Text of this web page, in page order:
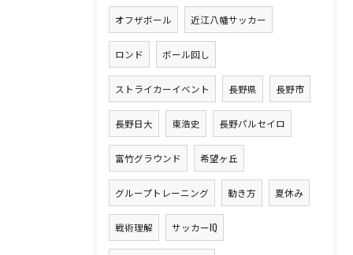
オフザボール 近江八幡サッカー
ロンド ボール回し
ストライカーイベント 長野県 長野市
長野日大 東浩史 長野パルセイロ
富竹グラウンド 希望ヶ丘
グループトレーニング 動き方 夏休み
戦術理解 サッカーIQ